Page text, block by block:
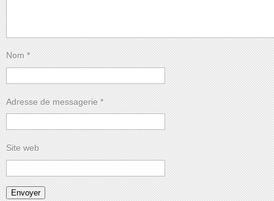
Nom *
Adresse de messagerie *
Site web